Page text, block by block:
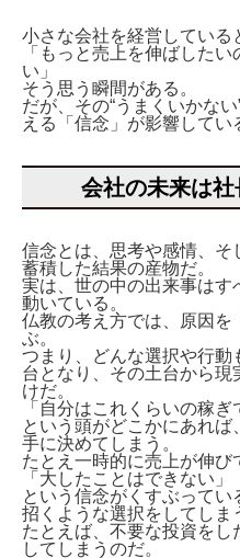
小さな会社を経営している
「もっと売上を伸ばした
い」
そう思う瞬間がある。
だが、その“うまくいかな
える「信念」が影響してい
会社の未来は
信念とは、思考や感情、
蓄積した結果の産物だ。
実は、世の中の出来事は
動いている。
仏教の考え方では、原因
ぶ。
つまり、どんな選択や行動
台となり、その土台から
けだ。
「自分はこれくらいの稼ぎ
という頭がどこかにあれ
手に決めてしまう。
たとえ一時的に売上が伸び
「大したことはできない」
という信念がくすぶって
招くような選択をしてしま
たとえば、不要な投資をし
してしまうのだ。